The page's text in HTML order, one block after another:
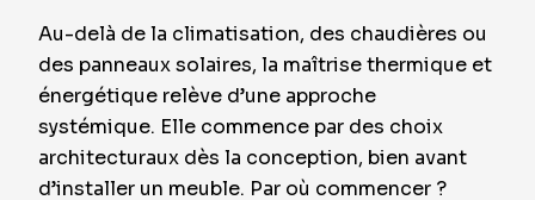
Au-delà de la climatisation, des chaudières ou
des panneaux solaires, la maîtrise thermique et
énergétique relève d’une approche
systémique. Elle commence par des choix
architecturaux dès la conception, bien avant
d’installer un meuble. Par où commencer ?